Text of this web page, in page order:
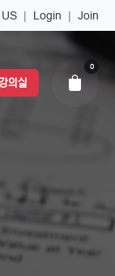
Join
|
Login
|
의실
0